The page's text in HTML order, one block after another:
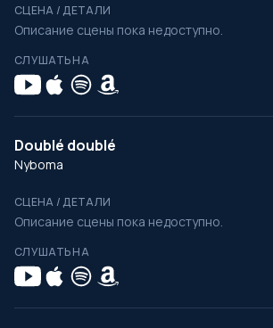
СЦЕНА / ДЕТАЛИ
Описание сцены пока недоступно.
СЛУШАТЬ НА
Doublé doublé
Nyboma
СЦЕНА / ДЕТАЛИ
Описание сцены пока недоступно.
СЛУШАТЬ НА